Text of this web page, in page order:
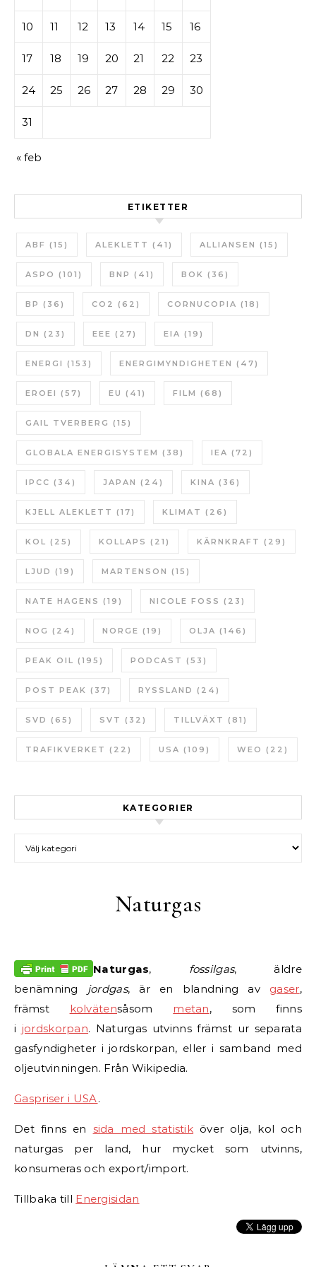
10 11 12 13 14 15 16
17 18 19 20 21 22 23
24 25 26 27 28 29 30
31
« feb
ETIKETTER
ABF (15) ALEKLETT (41) ALLIANSEN (15)
ASPO (101) BNP (41) BOK (36)
BP (36) CO2 (62) CORNUCOPIA (18)
DN (23) EEE (27) EIA (19)
ENERGI (153) ENERGIMYNDIGHETEN (47)
EROEI (57) EU (41) FILM (68)
GAIL TVERBERG (15)
GLOBALA ENERGISYSTEM (38) IEA (72)
IPCC (34) JAPAN (24) KINA (36)
KJELL ALEKLETT (17) KLIMAT (26)
KOL (25) KOLLAPS (21) KÄRNKRAFT (29)
LJUD (19) MARTENSON (15)
NATE HAGENS (19) NICOLE FOSS (23)
NOG (24) NORGE (19) OLJA (146)
PEAK OIL (195) PODCAST (53)
POST PEAK (37) RYSSLAND (24)
SVD (65) SVT (32) TILLVÄXT (81)
TRAFIKVERKET (22) USA (109) WEO (22)
KATEGORIER
Naturgas
Naturgas, fossilgas, äldre
benämning jordgas, är en blandning av gaser,
främst kolvätensåsom metan, som finns
i jordskorpan. Naturgas utvinns främst ur separata
gasfyndigheter i jordskorpan, eller i samband med
oljeutvinningen. Från Wikipedia.
Gaspriser i USA.
Det finns en sida med statistik över olja, kol och
naturgas per land, hur mycket som utvinns,
konsumeras och export/import.
Tillbaka till Energisidan